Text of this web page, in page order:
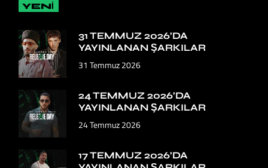
YENİ
31 TEMMUZ 2026’DA
YAYINLANAN ŞARKILAR
31 Temmuz 2026
24 TEMMUZ 2026’DA
YAYINLANAN ŞARKILAR
24 Temmuz 2026
17 TEMMUZ 2026’DA